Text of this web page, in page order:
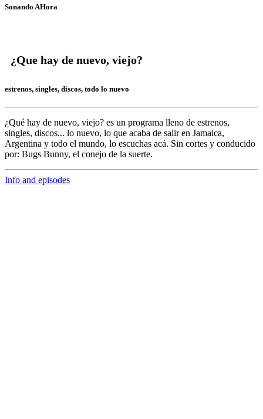
Sonando AHora
¿Que hay de nuevo, viejo?
estrenos, singles, discos, todo lo nuevo
¿Qué hay de nuevo, viejo? es un programa lleno de estrenos,
singles, discos... lo nuevo, lo que acaba de salir en Jamaica,
Argentina y todo el mundo, lo escuchas acá. Sin cortes y conducido
por: Bugs Bunny, el conejo de la suerte.
Info and episodes